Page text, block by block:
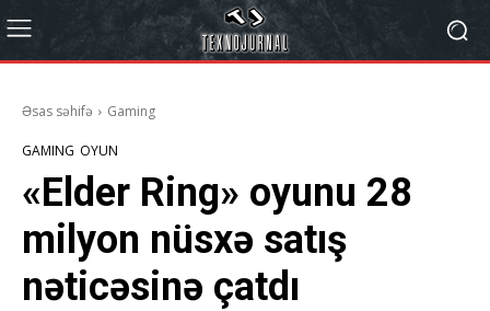
Əsas səhifə Gaming
GAMING OYUN
«Elder Ring» oyunu 28
milyon nüsxə satış
nəticəsinə çatdı